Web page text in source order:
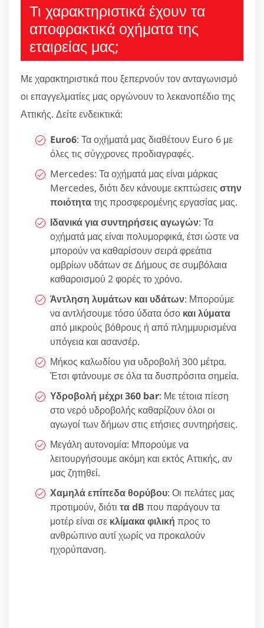
Τι χαρακτηριστικά έχουν τα
αποφρακτικά οχήματα της
εταιρείας μας;
Με χαρακτηριστικά που ξεπερνούν τον ανταγωνισμό
οι επαγγελματίες μας οργώνουν το λεκανοπέδιο της
Αττικής. Δείτε ενδεικτικά:
Euro6: Τα οχήματά μας διαθέτουν Euro 6 με
όλες τις σύγχρονες προδιαγραφές.
Mercedes: Τα οχήματά μας είναι μάρκας
Mercedes, διότι δεν κάνουμε εκπτώσεις στην
ποιότητατης προσφερομένης εργασίας μας.
Ιδανικά για συντηρήσεις αγωγών: Τα
οχήματά μας είναι πολυμορφικά, έτσι ώστε να
μπορούν να καθαρίσουν σειρά φρεάτια
ομβρίων υδάτων σε Δήμους σε συμβόλαια
καθαροισμού 2 φορές το χρόνο.
Άντληση λυμάτων και υδάτων: Μπορούμε
να αντλήσουμε τόσο ύδατα όσο και λύματα
από μικρούς βόθρους ή από πλημμυρισμένα
υπόγεια και ασανσέρ.
Μήκος καλωδίου για υδροβολή 300 μέτρα.
Έτσι φτάνουμε σε όλα τα δυσπρόσιτα σημεία.
Υδροβολή μέχρι 360 bar: Με τέτοια πίεση
στο νερό υδροβολής καθαρίζουν όλοι οι
αγωγοί των δήμων στις ετήσιες συντηρήσεις.
Μεγάλη αυτονομία: Μπορούμε να
λειτουργήσουμε ακόμη και εκτός Αττικής, αν
μας ζητηθεί.
Χαμηλά επίπεδα θορύβου: Οι πελάτες μας
προτιμούν, διότι τα dB που παράγουν τα
μοτέρ είναι σε κλίμακα φιλική προς το
ανθρώπινο αυτί χωρίς να προκαλούν
ηχορύπανση.